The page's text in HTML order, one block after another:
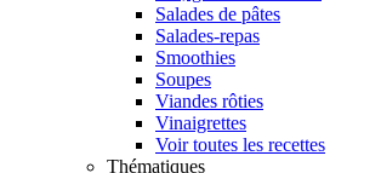
Salades de pâtes
Salades-repas
Smoothies
Soupes
Viandes rôties
Vinaigrettes
Voir toutes les recettes
Thématiques